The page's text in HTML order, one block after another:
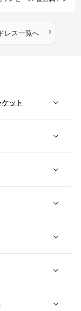
レス一覧へ ›
ット